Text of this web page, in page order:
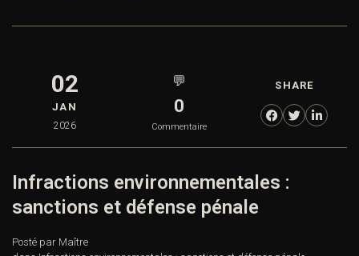
02
JAN
2026
💬
0
Commentaire
SHARE
Infractions environnementales :
sanctions et défense pénale
Posté par Maître